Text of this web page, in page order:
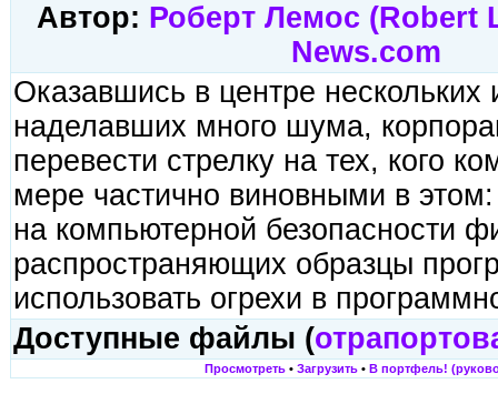
Автор: Роберт Лемос (Robert
News.com
Оказавшись в центре
наделавших много шума,
перевести стрелку на тех, кого
мере частично виновными в
на компьютерной безопасности
распространяющих образцы
использовать огрехи в
Доступные файлы (
Просмотреть • Загрузить • В портфель!